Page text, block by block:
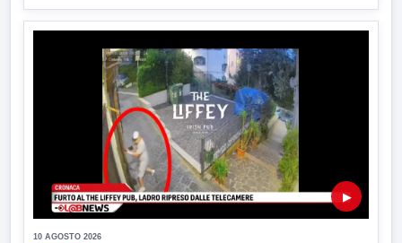
▶
10 AGOSTO 2026